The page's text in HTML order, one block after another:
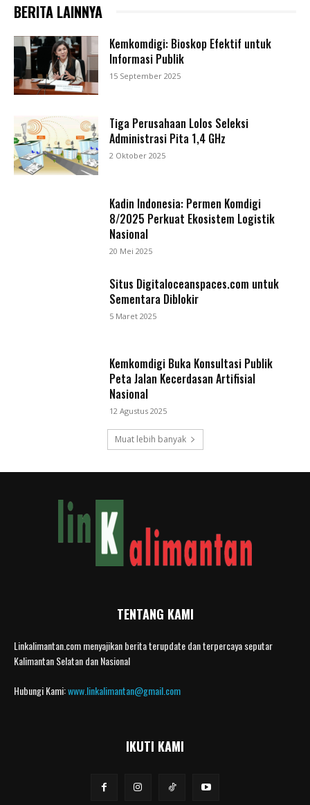
BERITA LAINNYA
Kemkomdigi: Bioskop Efektif untuk
Informasi Publik
15 September 2025
Tiga Perusahaan Lolos Seleksi
Administrasi Pita 1,4 GHz
2 Oktober 2025
Kadin Indonesia: Permen Komdigi
8/2025 Perkuat Ekosistem Logistik
Nasional
20 Mei 2025
Situs Digitaloceanspaces.com untuk
Sementara Diblokir
5 Maret 2025
Kemkomdigi Buka Konsultasi Publik
Peta Jalan Kecerdasan Artifisial
Nasional
12 Agustus 2025
Muat lebih banyak
TENTANG KAMI
Linkalimantan.com menyajikan berita terupdate dan terpercaya seputar
Kalimantan Selatan dan Nasional
Hubungi Kami:www.linkalimantan@gmail.com
IKUTI KAMI